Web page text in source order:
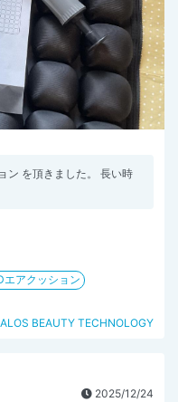
ン を頂きました。 長い時
エアクッション
BEAUTY TECHNOLOGY
2025/12/24